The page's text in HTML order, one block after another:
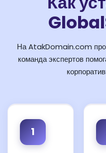
На AtakDomain.com
команда экспертов
1